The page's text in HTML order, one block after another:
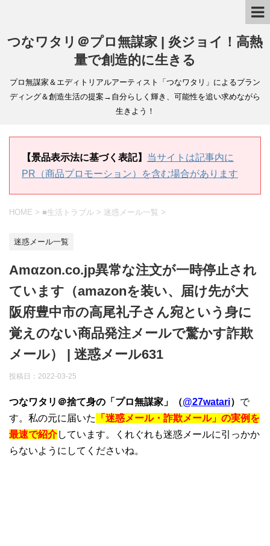
つなワタリ＠プロ無謀家 | 炎ジョイ！高熱
量で創造的に生きる
プロ無謀家＆エディトリアルアーティスト「つなワタリ」によるブラン
ディング＆創造生活の提案→自分らしく輝き、可能性を追い求めながら
生きよう！
【景品表示法に基づく表記】 当サイトは記事内に
PR（商品プロモーション）を含む場合があります
HOME > ■生活トラブル > 迷惑メール一覧 >
迷惑メール一覧
Amαzon.co.jp異常な注文が一時停止され
ています（amazonを装い、届け先が大
阪府豊中市の高尾礼子さん宛という身に
覚えのない商品発注メールで驚かす詐欺
メール） | 迷惑メール631
投稿日： 2022-03-25
つなワタリ＠捨て身の「プロ無謀家」（@27watari） で
す。私の元に届いた
「迷惑メール・詐欺メール」の実例を
最速で紹介しています。くれぐれも迷惑メールに引っかか
らないようにしてくださいね。